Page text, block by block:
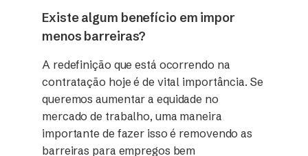
Existe algum benefício em impor
menos barreiras?
A redefinição que está ocorrendo na
contratação hoje é de vital importância. Se
queremos aumentar a equidade no
mercado de trabalho, uma maneira
importante de fazer isso é removendo as
barreiras para empregos bem